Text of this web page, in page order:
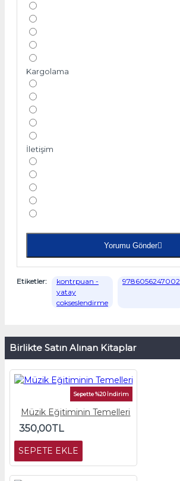
Kargolama
İletişim
Yorumu Gönder
Etiketler:
kontrpuan -
yatay
cokseslendirme
9786056247002
Birlikte Satın Alınan Kitaplar
Sepette %20 İndirim
Müzik Eğitiminin Temelleri
350,00TL
SEPETE EKLE